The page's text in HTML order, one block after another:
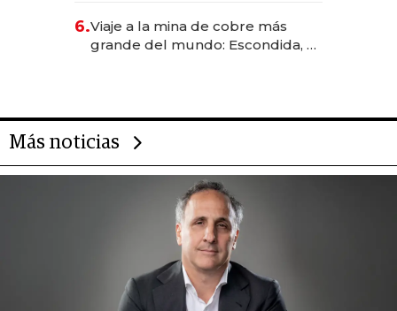
6.Viaje a la mina de cobre más
grande del mundo: Escondida, el
Más noticias